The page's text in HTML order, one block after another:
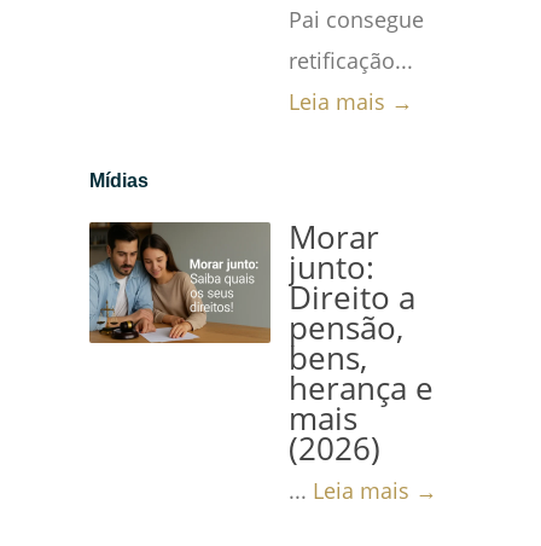
Pai consegue
retificação...
Leia mais →
Mídias
Morar
junto:
Direito a
pensão,
bens,
herança e
mais
(2026)
... Leia mais →